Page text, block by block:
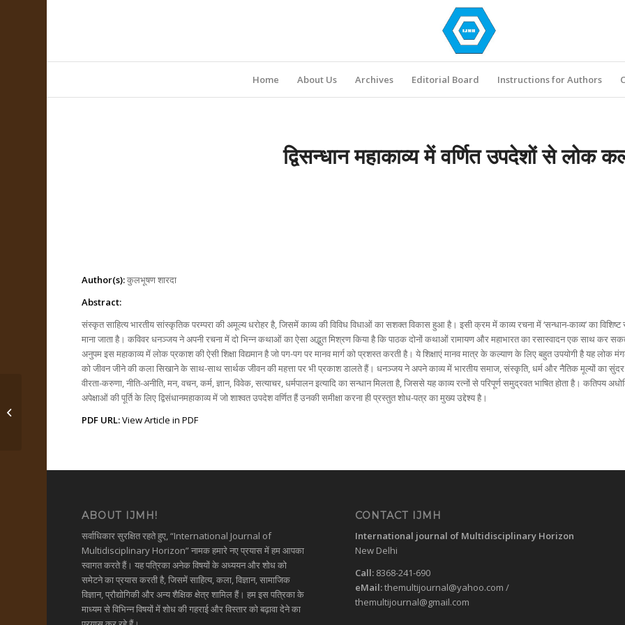
Home About Us Archives Editorial Board Instructions for Authors
द्विसन्धान महाकाव्य में वर्णित उपदेशों से लोक
Author(s):कुलभूषण शारदा
Abstract:
संस्कृत साहित्य भारतीय सांस्कृतिक परम्परा की अमूल्य धरोहर है, जिसमें काव्य की विविध विधाओं का सशक्त विकास हुआ है। इसी क्रम में काव्य रचना में ‘सन्धान-काव्य’ का
माना जाता है। कविवर धनञ्जय ने अपनी रचना में दो भिन्न कथाओं का ऐसा अद्भुत मिश्रण किया है कि पाठक दोनों कथाओं रामायण और महाभारत का रसास्वादन एक साथ कर
अनुपम इस महाकाव्य में लोक प्रकाश की ऐसी शिक्षा विद्यमान है जो पग-पग पर मानव मार्ग को प्रशस्त करती है। ये शिक्षाएं मानव मात्र के कल्याण के लिए बहुत उपयोगी है यह
को जीवन जीने की कला सिखाने के साथ-साथ सार्थक जीवन की महत्ता पर भी प्रकाश डालते हैं। धनञ्जय ने अपने काव्य में भारतीय समाज, संस्कृति, धर्म और नैतिक मूल्यों का सुंदर
वीरता-करुणा, नीति-अनीति, मन, वचन, कर्म, ज्ञान, विवेक, सत्याचर, धर्मपालन इत्यादि का सन्धान मिलता है, जिससे यह काव्य रत्नों से परिपूर्ण समुद्रवत भाषित होता है।
अपेक्षाओं की पूर्ति के लिए द्विसंधानमहाकाव्य में जो शाश्वत उपदेश वर्णित हैं उनकी समीक्षा करना ही प्रस्तुत शोध-पत्र का मुख्य उद्देश्य है।
PDF URL:View Article in PDF
ABOUT IJMH!
सर्वाधिकार सुरक्षित रहते हुए, “International Journal of
Multidisciplinary Horizon” नामक हमारे नए प्रयास में हम आपका
स्वागत करते हैं। यह पत्रिका अनेक विषयों के अध्ययन और शोध को
समेटने का प्रयास करती है, जिसमें साहित्य, कला, विज्ञान, सामाजिक
विज्ञान, प्रौद्योगिकी और अन्य शैक्षिक क्षेत्र शामिल हैं। हम इस पत्रिका के
माध्यम से विभिन्न विषयों में शोध की गहराई और विस्तार को बढ़ावा देने का
CONTACT IJMH
International journal of Multidisciplinary Horizon
New Delhi
Call: 8368-241-690
eMail:themultijournal@yahoo.com /
themultijournal@gmail.com
“A River of Irony: Reinterpreting
Ramanujan’s...